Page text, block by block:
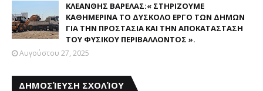
ΚΛΕΑΝΘΗΣ ΒΑΡΕΛΑΣ:« ΣΤΗΡΙΖΟΥΜΕ
ΚΑΘΗΜΕΡΙΝΑ ΤΟ ΔΥΣΚΟΛΟ ΕΡΓΟ ΤΩΝ ΔΗΜΩΝ
ΓΙΑ ΤΗΝ ΠΡΟΣΤΑΣΙΑ ΚΑΙ ΤΗΝ ΑΠΟΚΑΤΑΣΤΑΣΗ
ΤΟΥ ΦΥΣΙΚΟΥ ΠΕΡΙΒΑΛΛΟΝΤΟΣ ».
Αυγούστου 27, 2025
ΔΗΜΟΣΊΕΥΣΗ ΣΧΟΛΊΟΥ